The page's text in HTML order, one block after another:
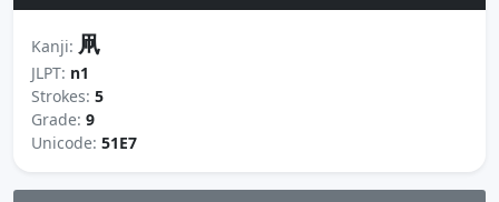
Kanji: 凧
JLPT: n1
Strokes: 5
Grade: 9
Unicode: 51E7